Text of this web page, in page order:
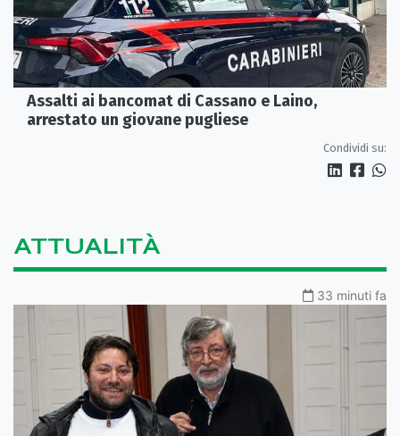
Assalti ai bancomat di Cassano e Laino,
arrestato un giovane pugliese
Condividi su:
ATTUALITÀ
33 minuti fa